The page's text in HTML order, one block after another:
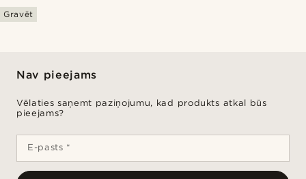
Gravēt
Nav pieejams
Vēlaties saņemt paziņojumu, kad produkts atkal būs
pieejams?
E-pasts *